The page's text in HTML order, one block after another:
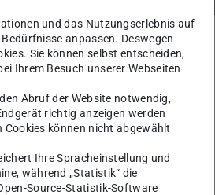
Arbeitsmittel
Englisch
und das Nutzungserlebnis auf
anpassen. Deswegen
Sie können selbst entscheiden,
Ihrem Besuch unserer Webseiten
Abruf der Website notwendig,
richtig anzeigen werden
Cookies können nicht abgewählt
Ihre Spracheinstellung und
während „Statistik“ die
Source-Statistik-Software